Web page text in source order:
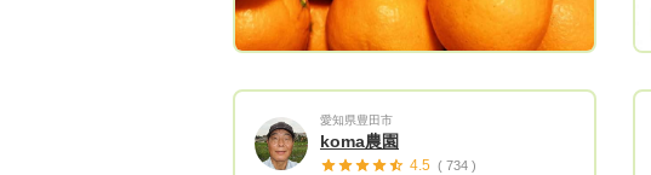
愛知県豊田市
koma農園
4.5 ( 734 )